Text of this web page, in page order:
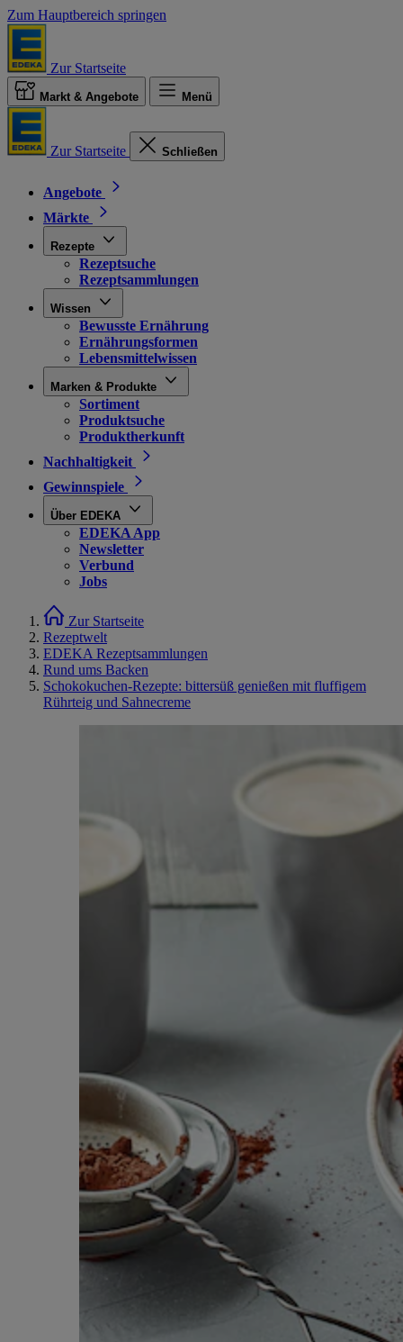
Zum Hauptbereich springen
Zur Startseite
Markt & Angebote Menü
Zur Startseite Schließen
Angebote
Märkte
Rezepte
Rezeptsuche
Rezeptsammlungen
Wissen
Bewusste Ernährung
Ernährungsformen
Lebensmittelwissen
Marken & Produkte
Sortiment
Produktsuche
Produktherkunft
Nachhaltigkeit
Gewinnspiele
Über EDEKA
EDEKA App
Newsletter
Verbund
Jobs
Zur Startseite
Rezeptwelt
EDEKA Rezeptsammlungen
Rund ums Backen
Schokokuchen-Rezepte: bittersüß genießen mit fluffigem
Rührteig und Sahnecreme